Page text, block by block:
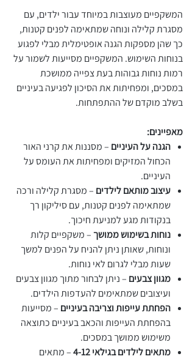
המשקפיים מעוצבות במיוחד עבור ילדים, עם
מסגרת קלילה ונוחה שמתאימה לפנים קטנות,
כך שהן מספקות הגנה אופטימלית מבלי לפגוע
בנוחות השימוש. המשקפיים מסייעות לשמור על
רמות נוחות גבוהות בעת צפייה ממושכת
במסכים, ומפחיתות את הסיכון לפגיעה בעיניים
בשלב מוקדם של ההתפתחות.
מאפיינים:
הגנה על העיניים – מסננות את קרני האור
הכחול המזיקים ומפחיתות את העומס על
העיניים.
עיצוב מותאם לילדים – מסגרת קלילה ורכה
שמתאימה לפנים קטנות, עם סיליקון רך
בנקודות מגע למניעת חיכוך.
נוחות בשימוש ממושך– משקפיים קלות
ונוחות, שאותן ניתן להניח על הפנים למשך
שעות מבלי לגרום לאי נוחות.
מגוון צבעים – ניתן לבחור מתוך מגוון צבעים
ועיצובים שמתאימים להעדפות הילדים.
הפחתת עייפות וצריבה בעיניים – מסייעות
בהפחתת העייפות והכאב בעיניים כתוצאה
משימוש ממושך במסכים.
מתאים לילדים בגילאי 4-12
– מתאים